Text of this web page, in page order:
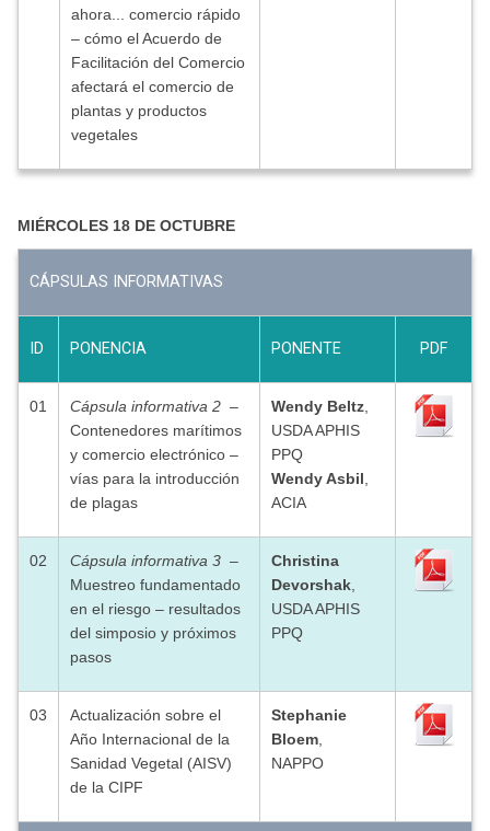
ahora... comercio rápido
– cómo el Acuerdo de
Facilitación del Comercio
afectará el comercio de
plantas y productos
vegetales
MIÉRCOLES 18 DE OCTUBRE
CÁPSULAS INFORMATIVAS
ID PONENCIA PONENTE PDF
01 Cápsula informativa 2 –
Contenedores marítimos
y comercio electrónico –
vías para la introducción
de plagas
Wendy Beltz
USDA APHIS
PPQ
Wendy Asbil
ACIA
02 Cápsula informativa 3 –
Muestreo fundamentado
en el riesgo – resultados
del simposio y próximos
pasos
Christina
Devorshak
USDA APHIS
PPQ
03
Actualización sobre el
Año Internacional de la
Sanidad Vegetal (AISV)
de la CIPF
Stephanie
Bloem
NAPPO